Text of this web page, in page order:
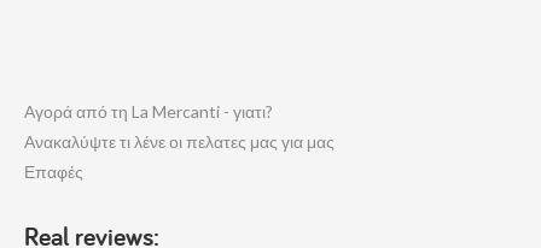
Αγορά από τη La Mercanti - γιατι?
Ανακαλύψτε τι λένε οι πελατες μας για μας
Επαφές
Real reviews: